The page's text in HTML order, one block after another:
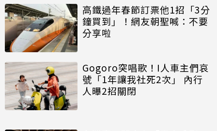
高鐵過年春節訂票他1招「3分
鐘買到」！網友朝聖喊：不要
分享啦
Gogoro突唱歌！I人車主們哀
號「1年讓我社死2次」 內行
人曝2招關閉